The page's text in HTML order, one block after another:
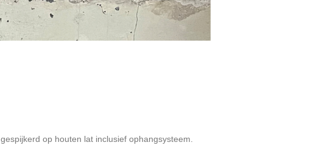
op houten lat inclusief ophangsysteem.